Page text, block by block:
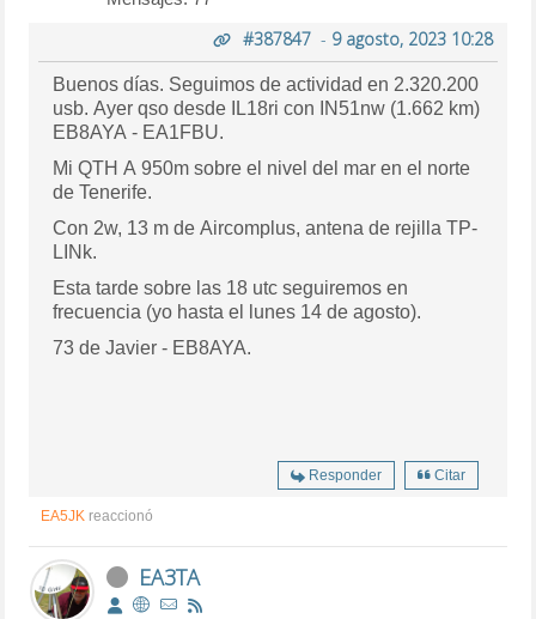
#387847- 9 agosto, 2023 10:28
Buenos días. Seguimos de actividad en 2.320.200
usb. Ayer qso desde IL18ri con IN51nw (1.662 km)
EB8AYA - EA1FBU.
Mi QTH A 950m sobre el nivel del mar en el norte
de Tenerife.
Con 2w, 13 m de Aircomplus, antena de rejilla TP-
LINk.
Esta tarde sobre las 18 utc seguiremos en
frecuencia (yo hasta el lunes 14 de agosto).
73 de Javier - EB8AYA.
Responder Citar
EA5JK reaccionó
EA3TA